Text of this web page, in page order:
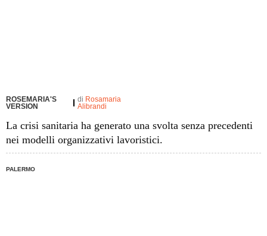
ROSEMARIA'S
VERSION
di Rosamaria
Alibrandi
La crisi sanitaria ha generato una svolta senza precedenti
nei modelli organizzativi lavoristici.
PALERMO